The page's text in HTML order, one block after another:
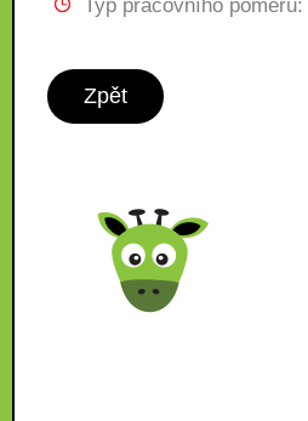
Typ pracovního poměru:
Zpět